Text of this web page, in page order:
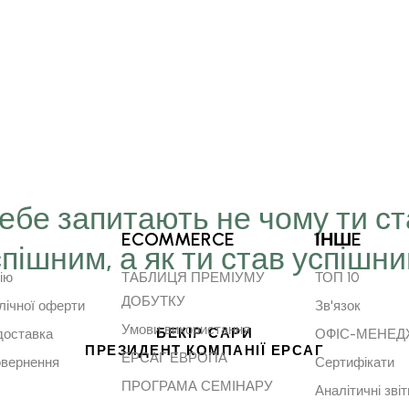
запитають не чому ти
а як ти став
БЕКІР САРИ
ПРЕЗИДЕНТ КОМПАНІЇ ЕРСАГ
оферти
ECOMMERCE
ТАБЛИЦЯ ПРЕМІУМУ
ДОБУТКУ
Умови використання
ЕРСАГ ЕВРОПА
ПРОГРАМА СЕМІНАРУ
ІНШE
ТОП 10
Зв'язок
ОФІС-
Сертифікати
Аналітичні